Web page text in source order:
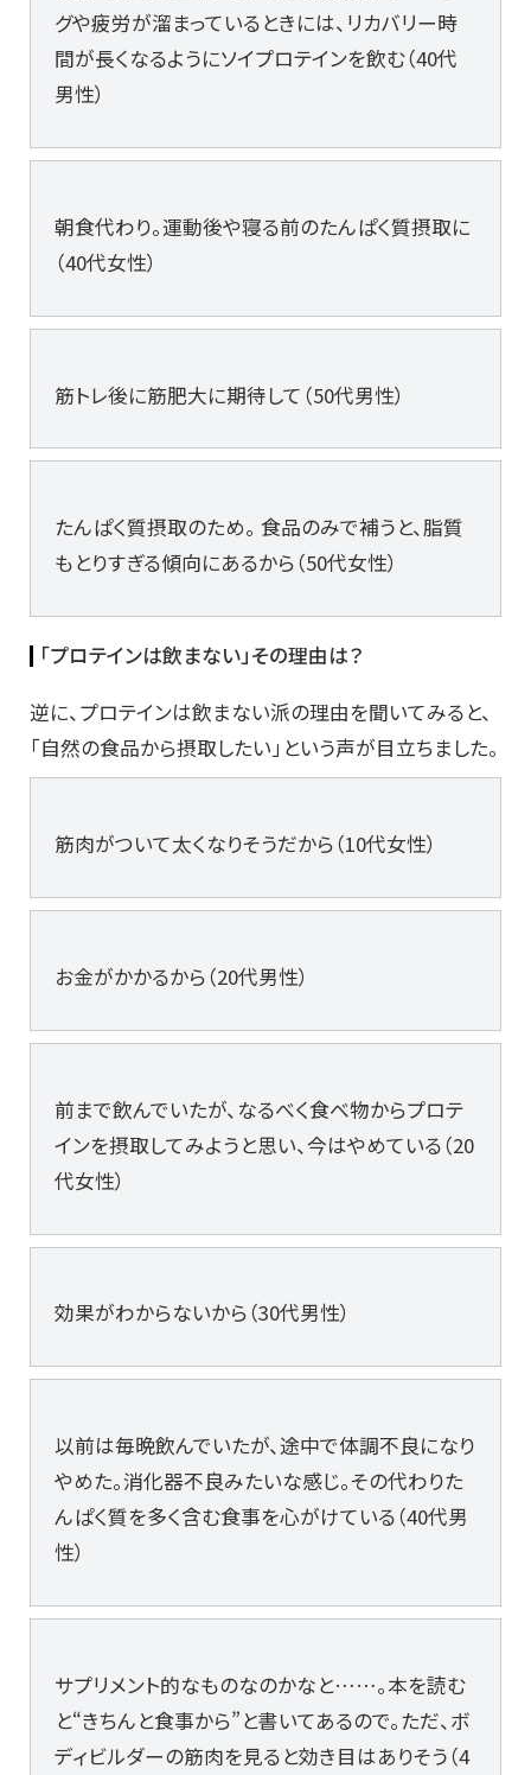
グや疲労が溜まっているときには、リカバリー時
間が長くなるようにソイプロテインを飲む（40代
男性）
朝食代わり。運動後や寝る前のたんぱく質摂取に
（40代女性）
筋トレ後に筋肥大に期待して（50代男性）
たんぱく質摂取のため。 食品のみで補うと、脂質
もとりすぎる傾向にあるから（50代女性）
「プロテインは飲まない」その理由は？
逆に、プロテインは飲まない派の理由を聞いてみると、
「自然の食品から摂取したい」という声が目立ちました。
筋肉がついて太くなりそうだから（10代女性）
お金がかかるから（20代男性）
前まで飲んでいたが、なるべく食べ物からプロテ
インを摂取してみようと思い、今はやめている（20
代女性）
効果がわからないから（30代男性）
以前は毎晩飲んでいたが、途中で体調不良になり
やめた。消化器不良みたいな感じ。その代わりた
んぱく質を多く含む食事を心がけている（40代男
性）
サプリメント的なものなのかなと……。本を読む
と“きちんと食事から”と書いてあるので。ただ、ボ
ディビルダーの筋肉を見ると効き目はありそう（4